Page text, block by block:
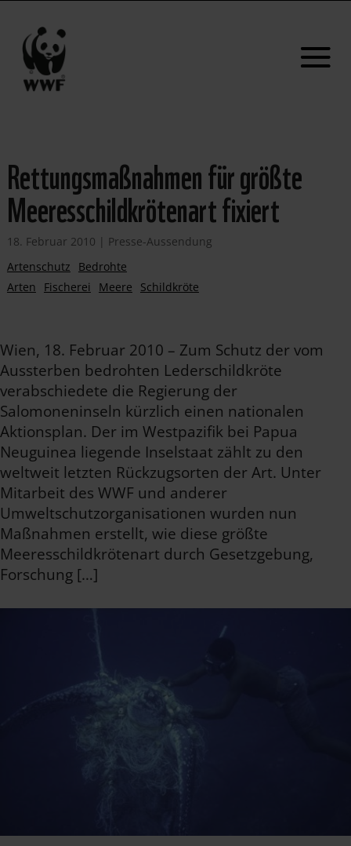
Rettungsmaßnahmen für größte
Meeresschildkrötenart fixiert
18. Februar 2010 | Presse-Aussendung
Artenschutz
Bedrohte
Arten
Fischerei Meere Schildkröte
Wien, 18. Februar 2010 – Zum Schutz der vom
Aussterben bedrohten Lederschildkröte
verabschiedete die Regierung der
Salomoneninseln kürzlich einen nationalen
Aktionsplan. Der im Westpazifik bei Papua
Neuguinea liegende Inselstaat zählt zu den
weltweit letzten Rückzugsorten der Art. Unter
Mitarbeit des WWF und anderer
Umweltschutzorganisationen wurden nun
Maßnahmen erstellt, wie diese größte
Meeresschildkrötenart durch Gesetzgebung,
Forschung […]